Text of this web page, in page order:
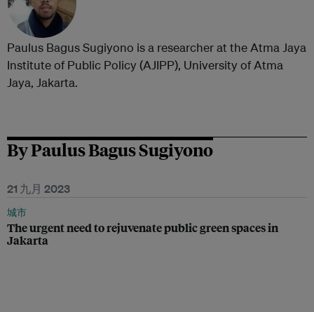
Paulus Bagus Sugiyono is a researcher at the Atma Jaya
Institute of Public Policy (AJIPP), University of Atma
Jaya, Jakarta.
By Paulus Bagus Sugiyono
21 九月 2023
城市
The urgent need to rejuvenate public green spaces in
Jakarta